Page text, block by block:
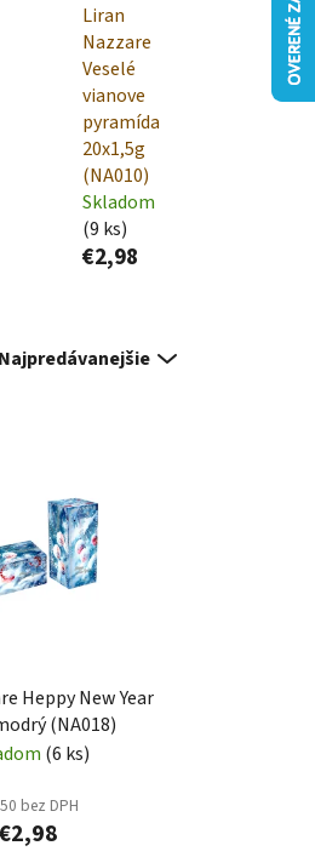
Liran
Nazzare
Veselé
vianove
pyramída
20x1,5g
(NA010)
Skladom
(9 ks)
€2,98
Najpredávanejšie
Heppy New Year
(NA018)
(6 ks)
bez DPH
€2,98